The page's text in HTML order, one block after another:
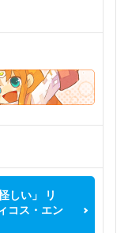
しい」 リ
コス・エン